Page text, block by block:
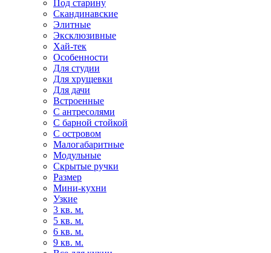
Под старину
Скандинавские
Элитные
Эксклюзивные
Хай-тек
Особенности
Для студии
Для хрущевки
Для дачи
Встроенные
С антресолями
С барной стойкой
С островом
Малогабаритные
Модульные
Скрытые ручки
Размер
Мини-кухни
Узкие
3 кв. м.
5 кв. м.
6 кв. м.
9 кв. м.